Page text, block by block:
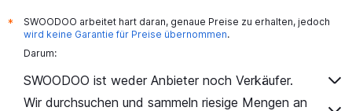
*
SWOODOO arbeitet hart daran, genaue Preise zu erhalten, jedoch
wird keine Garantie für Preise übernommen.
Darum:
SWOODOO ist weder Anbieter noch Verkäufer.
Wir durchsuchen und sammeln riesige Mengen an